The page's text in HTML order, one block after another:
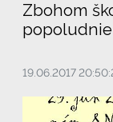
Zbohom
popoludnie
19.06.2017